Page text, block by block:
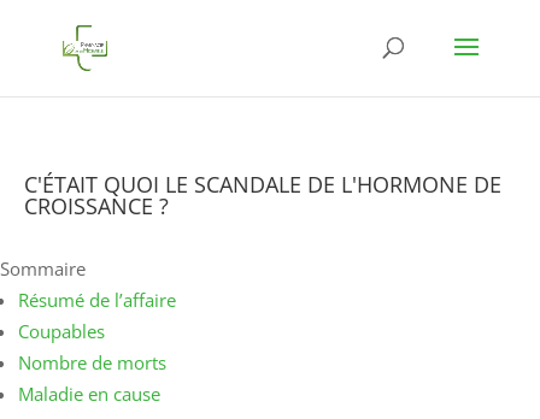
C'ÉTAIT QUOI LE SCANDALE DE L'HORMONE DE
CROISSANCE ?
Sommaire
Résumé de l’affaire
Coupables
Nombre de morts
Maladie en cause